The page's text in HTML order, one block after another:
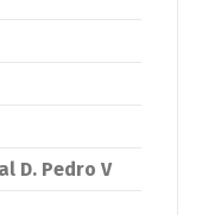
D. Pedro V